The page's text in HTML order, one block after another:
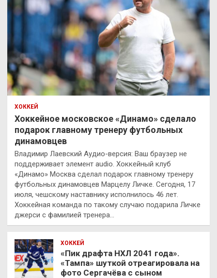
ХОККЕЙ
Хоккейное московское «Динамо» сделало
подарок главному тренеру футбольных
динамовцев
Владимир Лаевский Аудио-версия: Ваш браузер не
поддерживает элемент audio. Хоккейный клуб
«Динамо» Москва сделал подарок главному тренеру
футбольных динамовцев Марцелу Личке. Сегодня, 17
июля, чешскому наставнику исполнилось 46 лет.
Хоккейная команда по такому случаю подарила Личке
джерси с фамилией тренера…
ХОККЕЙ
«Пик драфта НХЛ 2041 года».
«Тампа» шуткой отреагировала на
фото Сергачёва с сыном